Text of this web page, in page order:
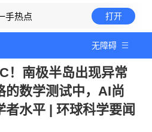
手热点 打开
无障碍
！南极半岛出现异常
的数学测试中，AI尚
者水平 | 环球科学要闻